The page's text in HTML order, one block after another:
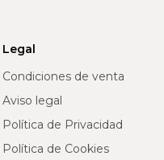
Legal
Condiciones de venta
Aviso legal
Política de Privacidad
Política de Cookies